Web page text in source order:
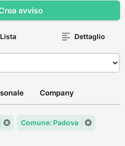
avviso
Lista Dettaglio
Company
Comune: Padova